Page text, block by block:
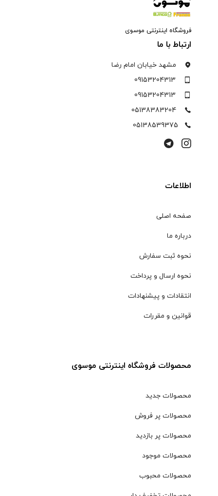
فروشگاه اینترنتی موسوی
ارتباط با ما
مشهد خیابان امام رضا
09153204313
09153204313
05138383204
05138539375
اطلاعات
صفحه اصلی
درباره ما
نحوه ثبت سفارش
نحوه ارسال و پرداخت
انتقادات و پیشنهادات
قوانین و مقررات
محصولات فروشگاه اینترنتی موسوی
محصولات جدید
محصولات پر فروش
محصولات پر بازدید
محصولات موجود
محصولات محبوب